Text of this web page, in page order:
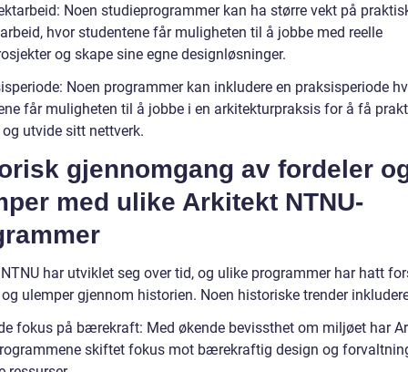
Noen studieprogrammer kan ha større vekt på
hvor studentene får muligheten til å jobbe med reelle
og skape sine egne designløsninger.
Noen programmer kan inkludere en praksisperiode
får muligheten til å jobbe i en arkitekturpraksis for å få
utvide sitt nettverk.
gjennomgang av fordeler
med ulike Arkitekt NTNU-
har utviklet seg over tid, og ulike programmer har hatt
ulemper gjennom historien. Noen historiske trender
fokus på bærekraft: Med økende bevissthet om miljøet har
skiftet fokus mot bærekraftig design og